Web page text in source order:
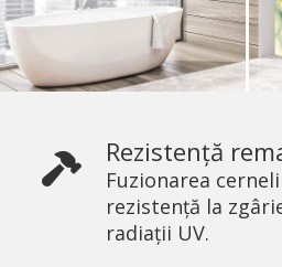
Rezistență
Fuzionarea
rezistență la
radiații UV.